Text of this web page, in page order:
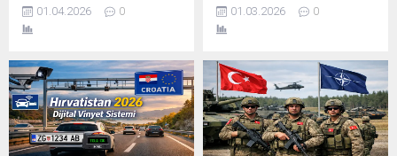
uzun süre beklediklerini
belirten...
için önemli bir bilgilendirme .
Sılakeş Telsiz Sırbistan
MOBESE kameraları artık
sürücülerin hizmetine
sundu. Bu sistem sayesinde
yol durumunu önceden
görmek, trafik yoğunluğunu
01.04.2026 0
boyutuna ulaştı. Bölgesel
güvenlik riskini artırırken
ve deniz trafiği alarm
durumuna geçti. Gece
Saatlerinde Hava Saldırısı
İddiaları Donald Trump
yönetimi ve İsrail, İran’a
01.03.2026 0